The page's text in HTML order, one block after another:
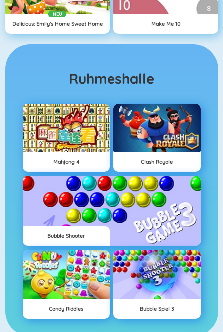
NEU
Delicious: Emily's Home Sweet Home Make Me 10
Ruhmeshalle
Mahjong 4 Clash Royale
Bubble Shooter
Candy Riddles Bubble Spiel 3